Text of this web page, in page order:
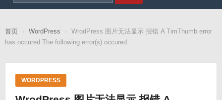
首页 › WordPress ›
WrodPress 图片无法显示 报错 A TimThumb error
has occured The following error(s) occured
WORDPRESS